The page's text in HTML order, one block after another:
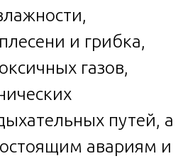
и грибка,
газов,
путей, а
авариям и